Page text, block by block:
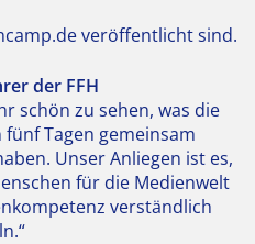
veröffentlicht sind.
der FFH
schön zu sehen, was die
Tagen gemeinsam
Unser Anliegen ist es,
für die Medienwelt
verständlich